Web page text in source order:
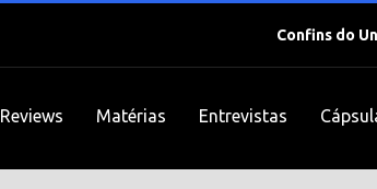
Confins do
Reviews Matérias Entrevistas